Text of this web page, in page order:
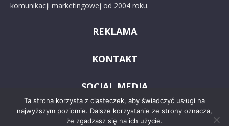
komunikacji marketingowej od 2004 roku.
REKLAMA
KONTAKT
SOCIAL MEDIA
Ta strona korzysta z ciasteczek, aby świadczyć usługi na
najwyższym poziomie. Dalsze korzystanie ze strony oznacza,
że zgadzasz się na ich użycie.